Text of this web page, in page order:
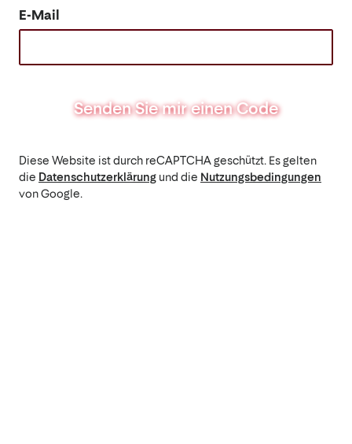
E-Mail
Senden Sie mir einen Code
Diese Website ist durch reCAPTCHA geschützt. Es gelten
die Datenschutzerklärung und die Nutzungsbedingungen
von Google.